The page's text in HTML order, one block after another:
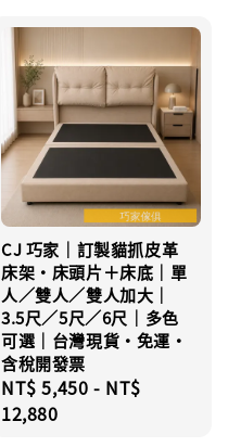
CJ 巧家｜訂製貓抓皮革
床架・床頭片＋床底｜單
人／雙人／雙人加大｜
3.5尺／5尺／6尺｜多色
可選｜台灣現貨・免運・
含稅開發票
Regular
price
NT$ 5,450 - NT$
12,880